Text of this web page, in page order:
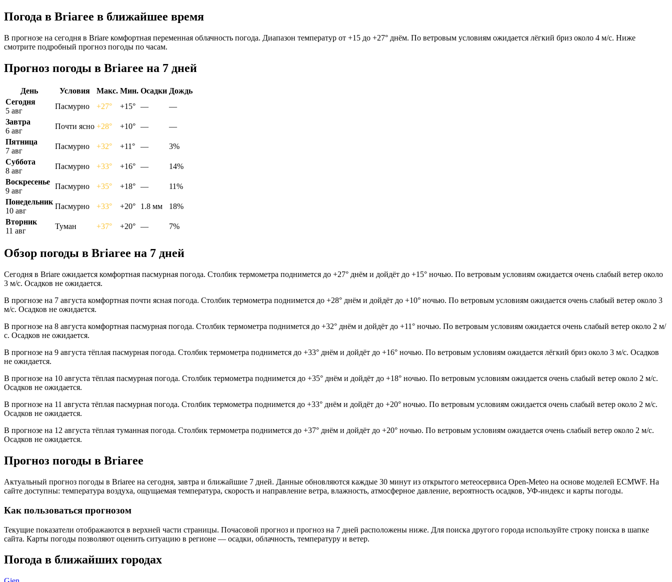
Погода в Briareе в ближайшее время
В прогнозе на сегодня в Briare комфортная переменная облачность погода. Диапазон температур от +15 до +27° днём. По ветровым условиям ожидается лёгкий бриз около 4 м/с. Ниже
смотрите подробный прогноз погоды по часам.
Прогноз погоды в Briareе на 7 дней
День Условия Макс. Мин. Осадки Дождь
Сегодня
5 авг
Пасмурно +27° +15° —
—
Завтра
6 авг
Почти ясно +28° +10° —
—
Пятница
7 авг
Пасмурно +32° +11° —
3%
Суббота
8 авг
Пасмурно +33° +16° —
14%
Воскресенье
9 авг
Пасмурно +35° +18° —
11%
Понедельник
10 авг
Пасмурно +33° +20° 1.8 мм
18%
Вторник
11 авг
Туман +37° +20° — 7%
Обзор погоды в Briareе на 7 дней
Сегодня в Briare ожидается комфортная пасмурная погода. Столбик термометра поднимется до +27° днём и дойдёт до +15° ночью. По ветровым условиям ожидается очень слабый ветер около
3 м/с. Осадков не ожидается.
В прогнозе на 7 августа комфортная почти ясная погода. Столбик термометра поднимется до +28° днём и дойдёт до +10° ночью. По ветровым условиям ожидается очень слабый ветер около 3
м/с. Осадков не ожидается.
В прогнозе на 8 августа комфортная пасмурная погода. Столбик термометра поднимется до +32° днём и дойдёт до +11° ночью. По ветровым условиям ожидается очень слабый ветер около 2 м/
с. Осадков не ожидается.
В прогнозе на 9 августа тёплая пасмурная погода. Столбик термометра поднимется до +33° днём и дойдёт до +16° ночью. По ветровым условиям ожидается лёгкий бриз около 3 м/с. Осадков
не ожидается.
В прогнозе на 10 августа тёплая пасмурная погода. Столбик термометра поднимется до +35° днём и дойдёт до +18° ночью. По ветровым условиям ожидается очень слабый ветер около 2 м/с.
Осадков не ожидается.
В прогнозе на 11 августа тёплая пасмурная погода. Столбик термометра поднимется до +33° днём и дойдёт до +20° ночью. По ветровым условиям ожидается очень слабый ветер около 2 м/с.
Осадков не ожидается.
В прогнозе на 12 августа тёплая туманная погода. Столбик термометра поднимется до +37° днём и дойдёт до +20° ночью. По ветровым условиям ожидается очень слабый ветер около 2 м/с.
Осадков не ожидается.
Прогноз погоды в Briareе
Актуальный прогноз погоды в Briareе на сегодня, завтра и ближайшие 7 дней. Данные обновляются каждые 30 минут из открытого метеосервиса Open-Meteo на основе моделей ECMWF. На
сайте доступны: температура воздуха, ощущаемая температура, скорость и направление ветра, влажность, атмосферное давление, вероятность осадков, УФ-индекс и карты погоды.
Как пользоваться прогнозом
Текущие показатели отображаются в верхней части страницы. Почасовой прогноз и прогноз на 7 дней расположены ниже. Для поиска другого города используйте строку поиска в шапке
сайта. Карты погоды позволяют оценить ситуацию в регионе — осадки, облачность, температуру и ветер.
Погода в ближайших городах